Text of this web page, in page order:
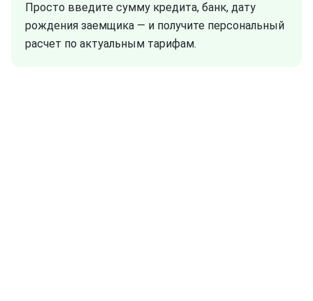
Просто введите сумму кредита, банк, дату
рождения заемщика — и получите персональный
расчет по актуальным тарифам.